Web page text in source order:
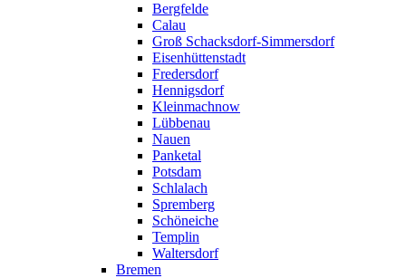
Bergfelde
Calau
Groß Schacksdorf-Simmersdorf
Eisenhüttenstadt
Fredersdorf
Hennigsdorf
Kleinmachnow
Lübbenau
Nauen
Panketal
Potsdam
Schlalach
Spremberg
Schöneiche
Templin
Waltersdorf
Bremen